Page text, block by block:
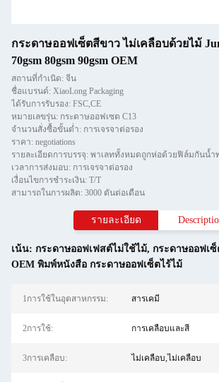
กระดาษออฟเซ็ตสีขาว ไม่เคลือบด้วยไม้
70gsm 80gsm 90gsm OEM
สถานที่กำเนิด: จีน
ชื่อแบรนด์: XiaoLong Packaging
ได้รับการรับรอง: FSC,CE
หมายเลขรุ่น: กระดาษออฟเซต C13
จำนวนสั่งซื้อขั้นต่ำ: การเจรจาต่อรอง
ราคา: negotiations
เวลาการส่งมอบ: การเจรจาต่อรอง
เงื่อนไขการชำระเงิน: T/T
สามารถในการผลิต: 3000 ตันต่อเดือน
รายละเอียด
เน้น: กระดาษออฟเฟสต์ไม่ใช้ไม้, กระดาษออฟเซ็
OEM พิมพ์หนังสือ กระดาษออฟเซ็ตไร้ไม้
1การใช้ในอุตสาหกรรม: สารเคมี
2การใช้: การเคลือบและสี
3การเคลือบ: ไม่เคลือบ,ไม่เคลือบ